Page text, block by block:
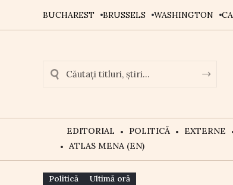
BUCHAREST BRUSSELS WASHINGTON
EDITORIAL POLITICĂ EXTERNE
ATLAS MENA (EN)
Politică Ultimă oră